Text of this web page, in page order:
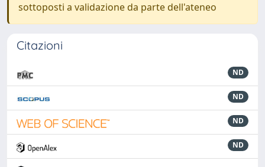
sottoposti a validazione da parte dell'ateneo
Citazioni
ND
ND
ND
ND